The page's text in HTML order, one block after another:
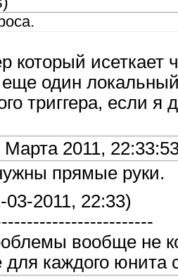
который исеткает
один
триггера, если
Марта 2011,
прямые руки.
03-2011, 22:33)
вообще не
каждого юнита